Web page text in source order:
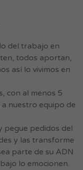
del trabajo en
todos aportan,
así lo vivimos en
con al menos 5
nuestro equipo de
pegue pedidos del
y las transforme
parte de su ADN
lo emocionen.